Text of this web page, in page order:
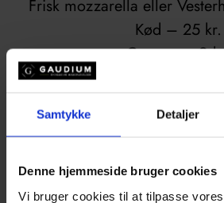
Samtykke Detaljer
Denne hjemmeside bruger cookies
Vi bruger cookies til at tilpasse
Frisk mozzarella eller
Kød – 25 kr.
Cremer – 9